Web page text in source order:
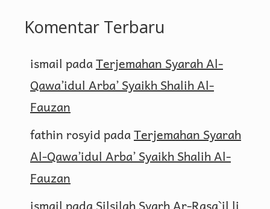
Komentar Terbaru
ismail padaTerjemahan Syarah Al-
Qawa’idul Arba’ Syaikh Shalih Al-
Fauzan
fathin rosyid padaTerjemahan Syarah
Al-Qawa’idul Arba’ Syaikh Shalih Al-
Fauzan